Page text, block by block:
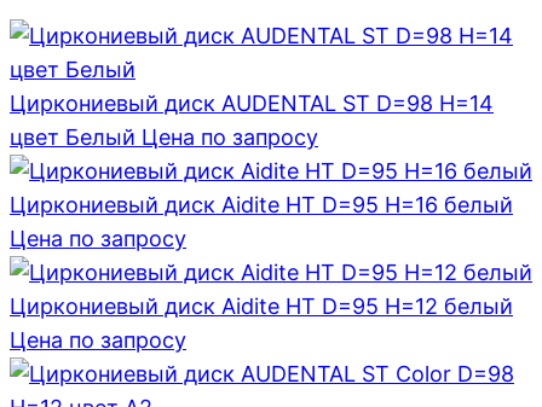
Циркониевый диск AUDENTAL ST D=98 H=14
цвет Белый Цена по запросу
Циркониевый диск Aidite HT D=95 H=16 белый
Цена по запросу
Циркониевый диск Aidite HT D=95 H=12 белый
Цена по запросу